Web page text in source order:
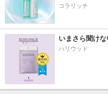
コラリッチ
いまさら聞け
ハリウッド